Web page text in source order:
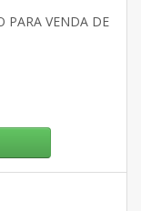
PARA VENDA DE